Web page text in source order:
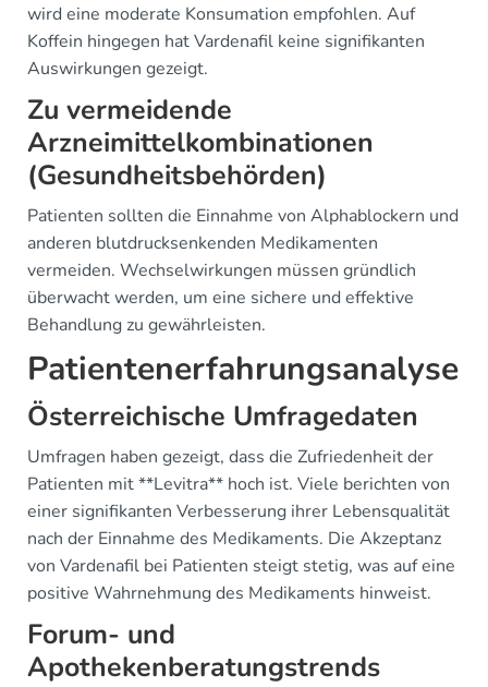
wird eine moderate Konsumation empfohlen. Auf
Koffein hingegen hat Vardenafil keine signifikanten
Auswirkungen gezeigt.
Zu vermeidende
Arzneimittelkombinationen
(Gesundheitsbehörden)
Patienten sollten die Einnahme von Alphablockern und
anderen blutdrucksenkenden Medikamenten
vermeiden. Wechselwirkungen müssen gründlich
überwacht werden, um eine sichere und effektive
Behandlung zu gewährleisten.
Patientenerfahrungsanalyse
Österreichische Umfragedaten
Umfragen haben gezeigt, dass die Zufriedenheit der
Patienten mit **Levitra** hoch ist. Viele berichten von
einer signifikanten Verbesserung ihrer Lebensqualität
nach der Einnahme des Medikaments. Die Akzeptanz
von Vardenafil bei Patienten steigt stetig, was auf eine
positive Wahrnehmung des Medikaments hinweist.
Forum- und
Apothekenberatungstrends